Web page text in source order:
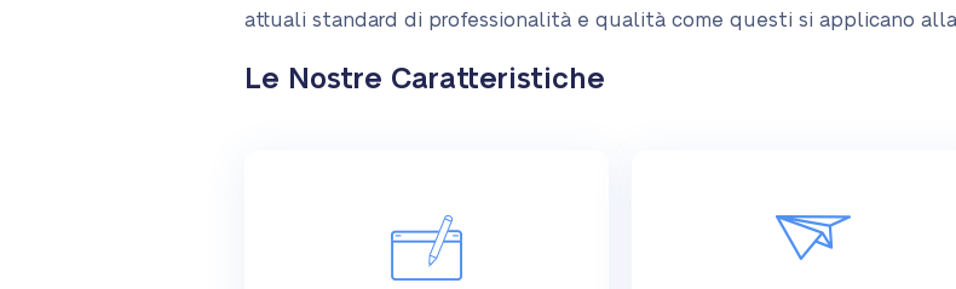
attuali standard di professionalità e qualità come questi si applicano
Le Nostre Caratteristiche